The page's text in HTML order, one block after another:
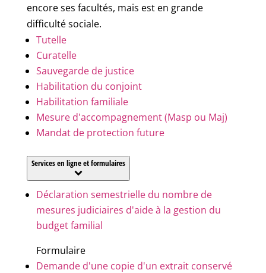
encore ses facultés, mais est en grande
difficulté sociale.
Tutelle
Curatelle
Sauvegarde de justice
Habilitation du conjoint
Habilitation familiale
Mesure d'accompagnement (Masp ou Maj)
Mandat de protection future
Services en ligne et formulaires
Déclaration semestrielle du nombre de
mesures judiciaires d'aide à la gestion du
budget familial
Formulaire
Demande d'une copie d'un extrait conservé